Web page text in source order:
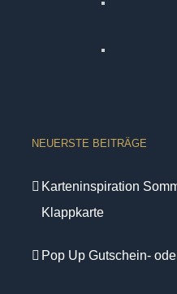
NEUERSTE BEITRÄGE
Karteninspiration
Klappkarte
Pop Up Gutschein-